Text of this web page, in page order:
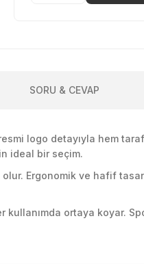
SORU & CEVAP
resmi logo detayıyla hem
ideal bir seçim.
olur. Ergonomik ve hafif
ortaya koyar.